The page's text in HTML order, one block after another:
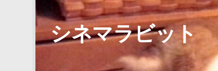
コンテンツへスキップ
シネマラビット